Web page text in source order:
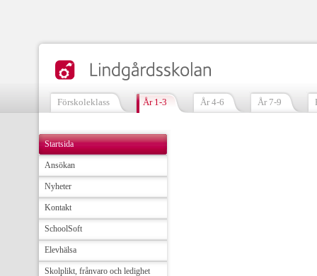
Förskoleklass År 1-3 År 4-6 År 7-9
Startsida
Ansökan
Nyheter
Kontakt
SchoolSoft
Elevhälsa
Skolplikt, frånvaro och ledighet